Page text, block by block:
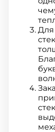
Для